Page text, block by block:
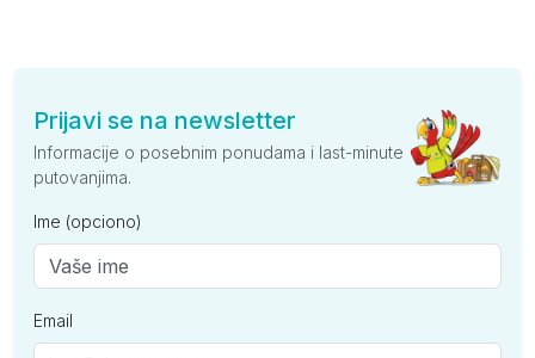
Prijavi se na newsletter
Informacije o posebnim ponudama i last-minute
putovanjima.
Ime (opciono)
Email